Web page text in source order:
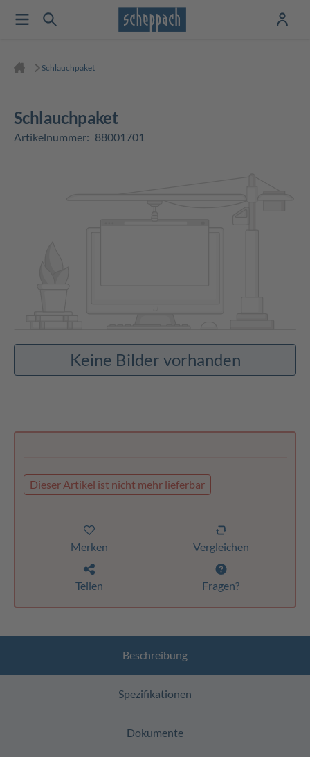
Schlauchpaket
Schlauchpaket
Artikelnummer: 88001701
Keine Bilder vorhanden
Dieser Artikel ist nicht mehr lieferbar
Merken Vergleichen
Teilen Fragen?
Beschreibung
Spezifikationen
Dokumente